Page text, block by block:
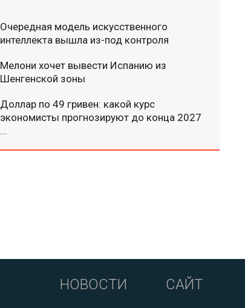
Очередная модель искусственного
интеллекта вышла из-под контроля
Мелони хочет вывести Испанию из
Шенгенской зоны
Доллар по 49 гривен: какой курс
экономисты прогнозируют до конца 2027
...
НОВОСТИ САЙТ